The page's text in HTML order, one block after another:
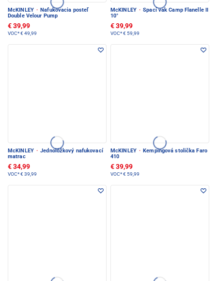
McKINLEY · Nafukovacia posteľ
Double Velour Pump
€ 39,99
VOC*€ 49,99
McKINLEY · Spací vak Camp Flanelle II
10°
€ 39,99
VOC*€ 59,99
McKINLEY · Jednolôžkový nafukovací
matrac
€ 34,99
VOC*€ 39,99
McKINLEY · Kempingová stolička Faro
410
€ 39,99
VOC*€ 59,99